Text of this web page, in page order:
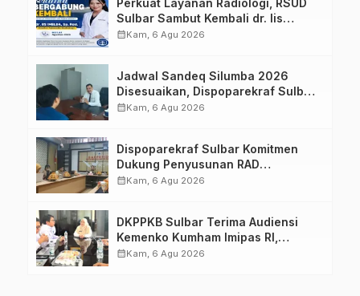
Perkuat Layanan Radiologi, RSUD
Sulbar Sambut Kembali dr. Iis
Imelda, Sp.Rad
calendar_monthKam, 6 Agu 2026
Jadwal Sandeq Silumba 2026
Disesuaikan, Dispoparekraf Sulbar
Pastikan Persiapan Tetap
calendar_monthKam, 6 Agu 2026
Dispoparekraf Sulbar Komitmen
Dukung Penyusunan RAD
TPB/SDGs Sulawesi Barat
calendar_monthKam, 6 Agu 2026
DKPPKB Sulbar Terima Audiensi
Kemenko Kumham Imipas RI,
Perkuat Pelayanan Kesehatan bagi
calendar_monthKam, 6 Agu 2026